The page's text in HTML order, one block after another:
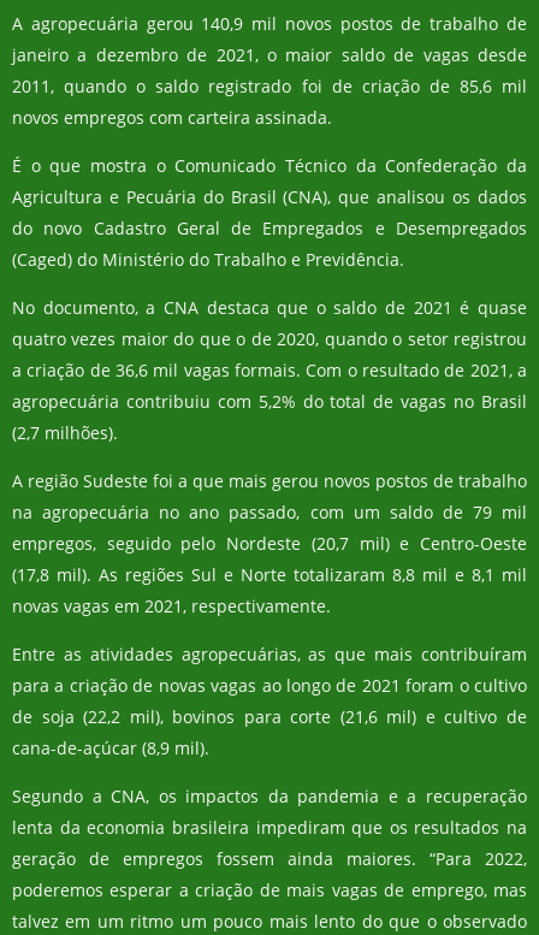
A agropecuária gerou 140,9 mil novos postos de trabalho de
janeiro a dezembro de 2021, o maior saldo de vagas desde
2011, quando o saldo registrado foi de criação de 85,6 mil
novos empregos com carteira assinada.
É o que mostra o Comunicado Técnico da Confederação da
Agricultura e Pecuária do Brasil (CNA), que analisou os dados
do novo Cadastro Geral de Empregados e Desempregados
(Caged) do Ministério do Trabalho e Previdência.
No documento, a CNA destaca que o saldo de 2021 é quase
quatro vezes maior do que o de 2020, quando o setor registrou
a criação de 36,6 mil vagas formais. Com o resultado de 2021, a
agropecuária contribuiu com 5,2% do total de vagas no Brasil
(2,7 milhões).
A região Sudeste foi a que mais gerou novos postos de trabalho
na agropecuária no ano passado, com um saldo de 79 mil
empregos, seguido pelo Nordeste (20,7 mil) e Centro-Oeste
(17,8 mil). As regiões Sul e Norte totalizaram 8,8 mil e 8,1 mil
novas vagas em 2021, respectivamente.
Entre as atividades agropecuárias, as que mais contribuíram
para a criação de novas vagas ao longo de 2021 foram o cultivo
de soja (22,2 mil), bovinos para corte (21,6 mil) e cultivo de
cana-de-açúcar (8,9 mil).
Segundo a CNA, os impactos da pandemia e a recuperação
lenta da economia brasileira impediram que os resultados na
geração de empregos fossem ainda maiores. “Para 2022,
poderemos esperar a criação de mais vagas de emprego, mas
talvez em um ritmo um pouco mais lento do que o observado